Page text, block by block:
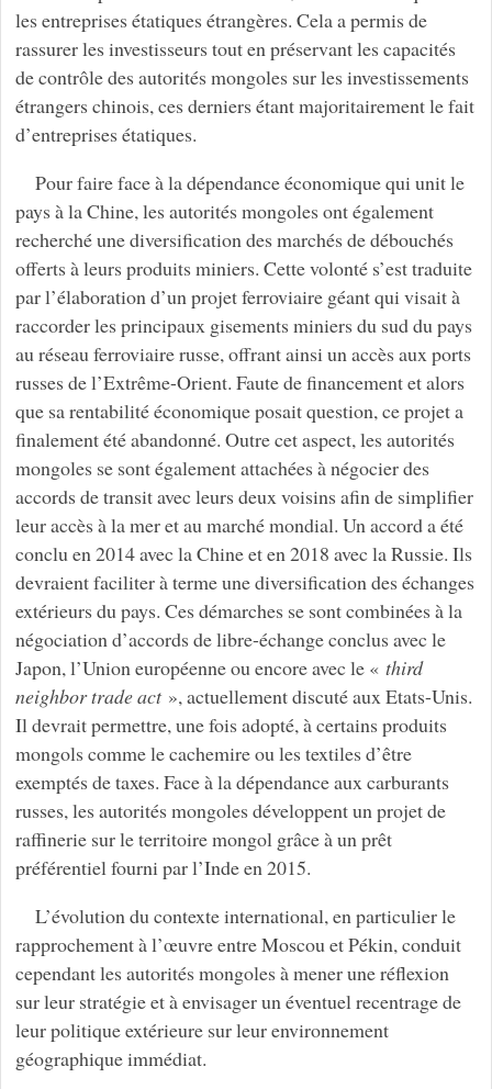
les entreprises étatiques étrangères. Cela a permis de
rassurer les investisseurs tout en préservant les capacités
de contrôle des autorités mongoles sur les investissements
étrangers chinois, ces derniers étant majoritairement le fait
d’entreprises étatiques.
Pour faire face à la dépendance économique qui unit le
pays à la Chine, les autorités mongoles ont également
recherché une diversification des marchés de débouchés
offerts à leurs produits miniers. Cette volonté s’est traduite
par l’élaboration d’un projet ferroviaire géant qui visait à
raccorder les principaux gisements miniers du sud du pays
au réseau ferroviaire russe, offrant ainsi un accès aux ports
russes de l’Extrême-Orient. Faute de financement et alors
que sa rentabilité économique posait question, ce projet a
finalement été abandonné. Outre cet aspect, les autorités
mongoles se sont également attachées à négocier des
accords de transit avec leurs deux voisins afin de simplifier
leur accès à la mer et au marché mondial. Un accord a été
conclu en 2014 avec la Chine et en 2018 avec la Russie. Ils
devraient faciliter à terme une diversification des échanges
extérieurs du pays. Ces démarches se sont combinées à la
négociation d’accords de libre-échange conclus avec le
Japon, l’Union européenne ou encore avec le « third
neighbor trade act», actuellement discuté aux Etats-Unis.
Il devrait permettre, une fois adopté, à certains produits
mongols comme le cachemire ou les textiles d’être
exemptés de taxes. Face à la dépendance aux carburants
russes, les autorités mongoles développent un projet de
raffinerie sur le territoire mongol grâce à un prêt
préférentiel fourni par l’Inde en 2015.
L’évolution du contexte international, en particulier le
rapprochement à l’œuvre entre Moscou et Pékin, conduit
cependant les autorités mongoles à mener une réflexion
sur leur stratégie et à envisager un éventuel recentrage de
leur politique extérieure sur leur environnement
géographique immédiat.